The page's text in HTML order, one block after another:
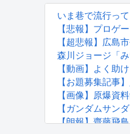
いま巷で流行っ
【悲報】プロゲ
【超悲報】広島
森川ジョージ「
【動画】よく助
【お題募集記事
【画像】原爆資
【ガンダムサン
【朗報】齋藤飛